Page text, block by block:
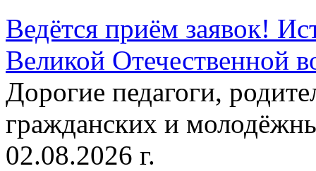
Ведётся приём заявок!
Великой Отечественной
Дорогие педагоги,
гражданских и
02.08.2026 г.